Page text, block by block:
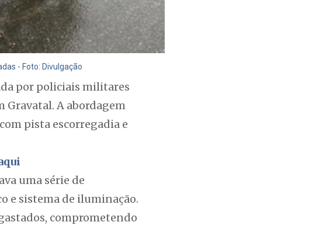
- Foto: Divulgação
por policiais militares
Gravatal. A abordagem
pista escorregadia e
uma série de
e sistema de iluminação.
comprometendo